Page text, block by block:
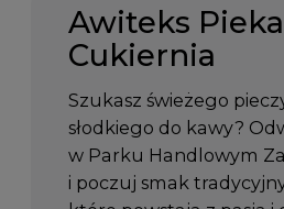
Awiteks
Cukiernia
Szukasz świeżego
słodkiego do kawy?
w Parku Handlowym
i poczuj smak